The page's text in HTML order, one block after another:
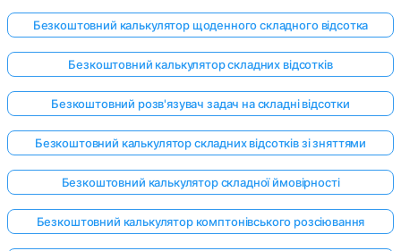
Безкоштовний калькулятор щоденного складного відсотка
Безкоштовний калькулятор складних відсотків
Безкоштовний розв'язувач задач на складні відсотки
Безкоштовний калькулятор складних відсотків зі зняттями
Безкоштовний калькулятор складної ймовірності
Безкоштовний калькулятор комптонівського розсіювання